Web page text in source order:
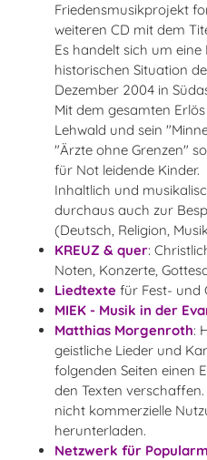
Friedensmusikprojekt
weiteren CD mit dem
Es handelt sich um eine
historischen Situation
Dezember 2004 in
Mit dem gesamten
Lehwald und sein
"Ärzte ohne Grenzen"
für Not leidende Kinder.
Inhaltlich und
durchaus auch zur
(Deutsch, Religion,
KREUZ & quer:
Noten, Konzerte,
Liedtexte für Fest- und
MIEK - Musik in der
Matthias Morgenroth:
geistliche Lieder und
folgenden Seiten einen
den Texten
nicht kommerzielle
herunterladen.
Netzwerk für